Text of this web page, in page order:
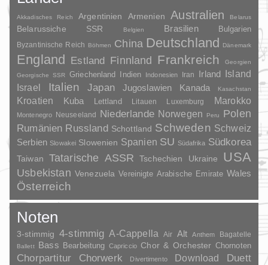
Akkadisches Reich Argentinien Armenien Australien Belarus
Belarussiche SSR Belgien Brasilien Bulgarien
Byzantinische Reich Böhmen China Deutschland Dänemark
England Estland Finnland Frankreich
Georgien
Georgische SSR
Griechenland Indien Indonesien Iran Irland
Island
Israel
Italien Japan Jugoslawien Kanada Kasachstan
Kroatien Kuba Lettland Litauen Luxemburg Marokko
Montenegro Neuseeland Niederlande Norwegen Peru
Polen
Rumänien Russland Schottland Schweden Schweiz
Serbien Slowakei Slowenien Spanien SU Südafrika Südkorea
Taiwan Tatarische ASSR Tschechien Ukraine USA
Usbekistan Venezuela Vereinigte Arabische Emirate Wales
Österreich
Noten
3-stimmig 4-stimmig A-Cappella Air Alt Anthem Bagatelle
Ballett Bass Bearbeitung Capriccio Chor & Orchester Chornoten
Chorpartitur Chorwerk Divertimento Download
Duett